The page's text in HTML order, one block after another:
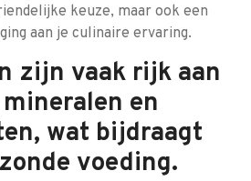
keuze, maar ook een
aan je culinaire ervaring.
zijn vaak rijk aan
en
wat bijdraagt
voeding.